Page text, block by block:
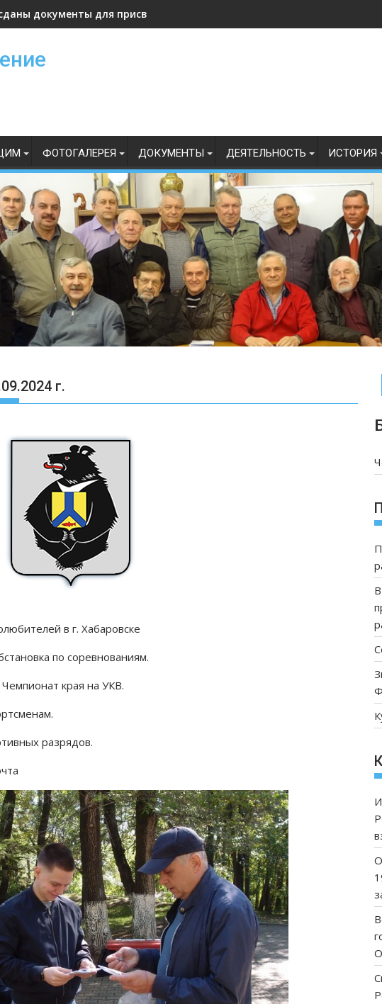
документы для присвоения, подтверждения спортивных разрядов
ФОТОГАЛЕРЕЯ ДОКУМЕНТЫ ДЕЯТЕЛЬНОСТЬ ИСТОРИЯ
г.
в г. Хабаровске
по соревнованиям.
края на УКВ.
разрядов.